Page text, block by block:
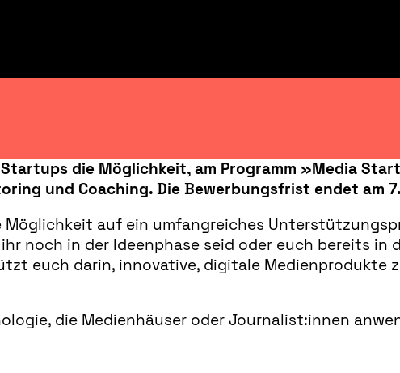
die Möglichkeit, am Programm »Media
und Coaching. Die Bewerbungsfrist endet am
auf ein umfangreiches
noch in der Ideenphase seid oder euch bereits in
euch darin, innovative, digitale Medienprodukte
die Medienhäuser oder Journalist:innen